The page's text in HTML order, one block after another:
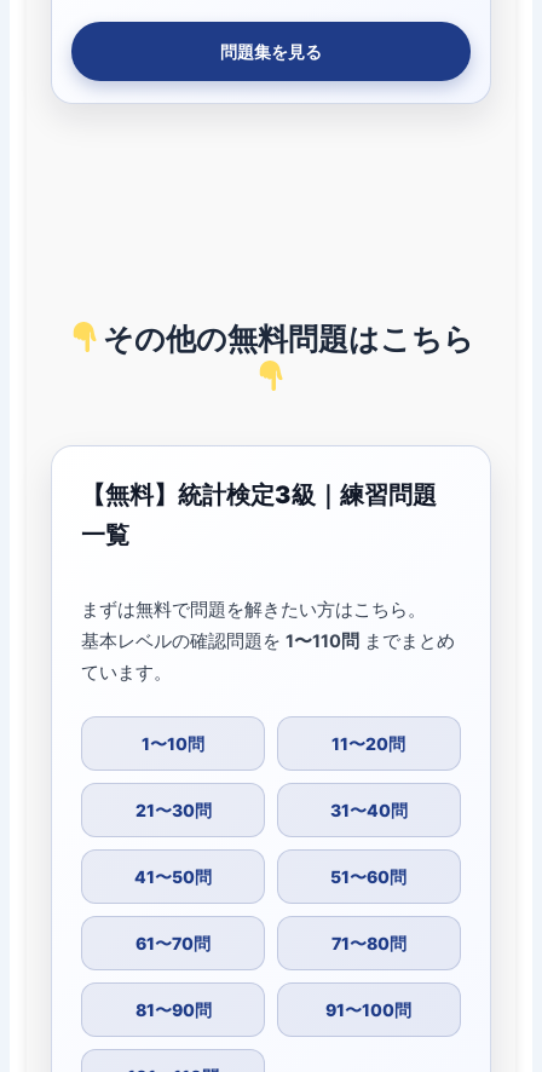
問題集を見る
その他の無料問題はこちら
【無料】統計検定3級｜練習問題
一覧
まずは無料で問題を解きたい方はこちら。
基本レベルの確認問題を1〜110問 までまとめ
ています。
1〜10問 11〜20問
21〜30問 31〜40問
41〜50問 51〜60問
61〜70問 71〜80問
81〜90問 91〜100問